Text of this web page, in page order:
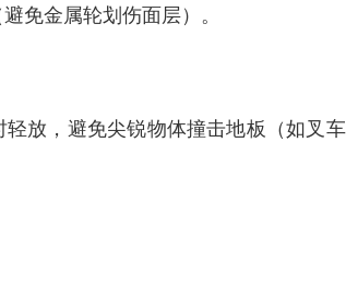
免金属轮划伤面层）。
放，避免尖锐物体撞击地板（如叉